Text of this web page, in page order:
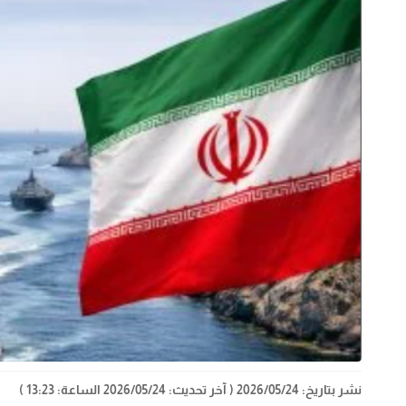
نشر بتاريخ: 2026/05/24 ( آخر تحديث: 2026/05/24 الساعة: 13:23 )